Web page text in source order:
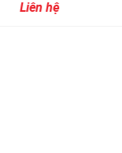
Liên hệ